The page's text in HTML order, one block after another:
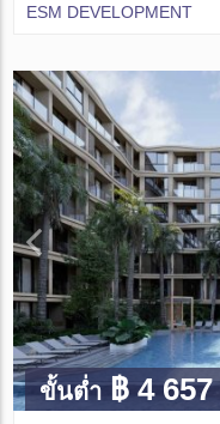
ESM DEVELOPMENT
ขั้นต่ำ฿ 4